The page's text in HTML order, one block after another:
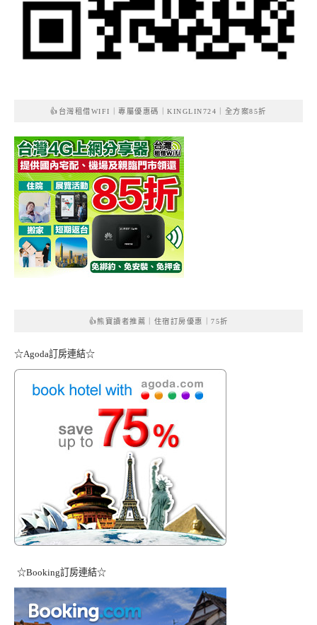
👍台灣租借WIFI｜專屬優惠碼｜KINGLIN724｜全方案85折
👍熊寶讀者推薦｜住宿訂房優惠｜75折
☆Agoda訂房連結☆
☆Booking訂房連結☆